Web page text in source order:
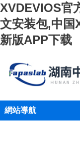
XVDEVIOS官
文安装包,中国
新版APP下载
網站導航